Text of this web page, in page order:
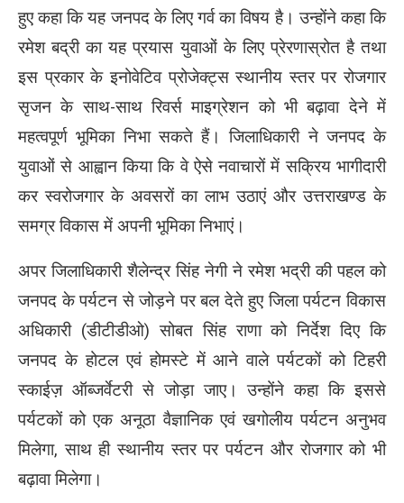
हुए कहा कि यह जनपद के लिए गर्व का विषय है। उन्होंने कहा कि
रमेश बद्री का यह प्रयास युवाओं के लिए प्रेरणास्रोत है तथा
इस प्रकार के इनोवेटिव प्रोजेक्ट्स स्थानीय स्तर पर रोजगार
सृजन के साथ-साथ रिवर्स माइग्रेशन को भी बढ़ावा देने में
महत्वपूर्ण भूमिका निभा सकते हैं। जिलाधिकारी ने जनपद के
युवाओं से आह्वान किया कि वे ऐसे नवाचारों में सक्रिय भागीदारी
कर स्वरोजगार के अवसरों का लाभ उठाएं और उत्तराखण्ड के
समग्र विकास में अपनी भूमिका निभाएं।
अपर जिलाधिकारी शैलेन्द्र सिंह नेगी ने रमेश भद्री की पहल को
जनपद के पर्यटन से जोड़ने पर बल देते हुए जिला पर्यटन विकास
अधिकारी (डीटीडीओ) सोबत सिंह राणा को निर्देश दिए कि
जनपद के होटल एवं होमस्टे में आने वाले पर्यटकों को टिहरी
स्काईज़ ऑब्जर्वेटरी से जोड़ा जाए। उन्होंने कहा कि इससे
पर्यटकों को एक अनूठा वैज्ञानिक एवं खगोलीय पर्यटन अनुभव
मिलेगा, साथ ही स्थानीय स्तर पर पर्यटन और रोजगार को भी
बढ़ावा मिलेगा।